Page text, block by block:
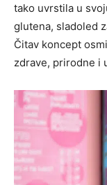
tako uvrstila u
glutena, sladoled
Čitav koncept
zdrave, prirodne i